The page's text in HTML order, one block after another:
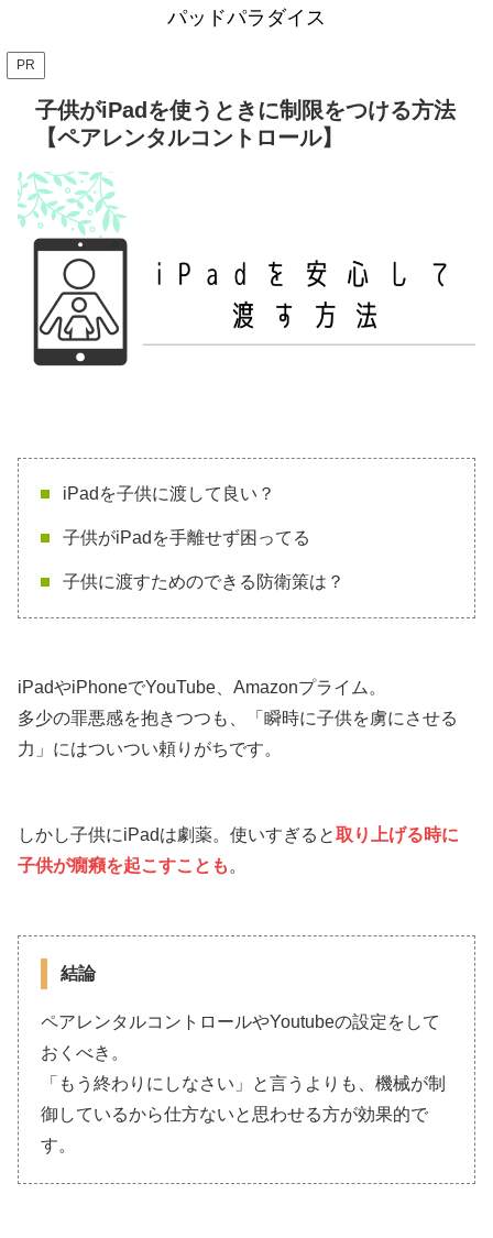
パッドパラダイス
PR
子供がiPadを使うときに制限をつける方法
【ペアレンタルコントロール】
iPadを子供に渡して良い？
子供がiPadを手離せず困ってる
子供に渡すためのできる防衛策は？
iPadやiPhoneでYouTube、Amazonプライム。
多少の罪悪感を抱きつつも、「瞬時に子供を虜にさせる
力」にはついつい頼りがちです。
しかし子供にiPadは劇薬。使いすぎると取り上げる時に
子供が癇癪を起こすことも 。
結論
ペアレンタルコントロールやYoutubeの設定をして
おくべき。
「もう終わりにしなさい」と言うよりも、機械が制
御しているから仕方ないと思わせる方が効果的で
す。